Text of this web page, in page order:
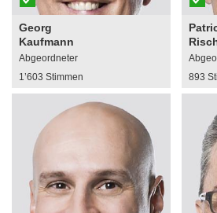
Georg
Kaufmann
Abgeordneter
1’603 Stimmen
893